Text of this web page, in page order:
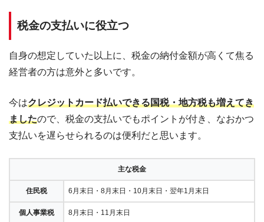
税金の支払いに役立つ
自身の想定していた以上に、税金の納付金額が高くて焦る
経営者の方は意外と多いです。
今はクレジットカード払いできる国税・地方税も増えてき
ましたので、税金の支払いでもポイントが付き、なおかつ
支払いを遅らせられるのは便利だと思います。
主な税金
住民税 6月末日・8月末日・10月末日・翌年1月末日
個人事業税 8月末日・11月末日